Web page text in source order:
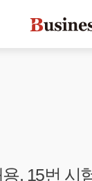
, 15번 시